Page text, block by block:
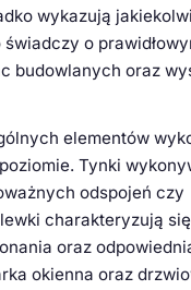
wykazują
o
budowlanych oraz
elementów
Tynki
odspojeń czy
charakteryzują
oraz
okienna oraz